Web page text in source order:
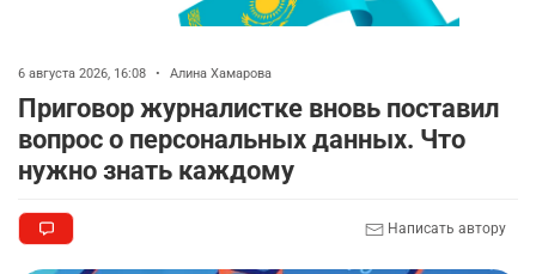
автокредиты за вознаграждение
2748 0 11
9
👀 Опубликован список обладателей
6 августа 2026, 16:08 • Алина Хамарова
Приговор журналистке вновь поставил
вопрос о персональных данных. Что
нужно знать каждому
Написать автору